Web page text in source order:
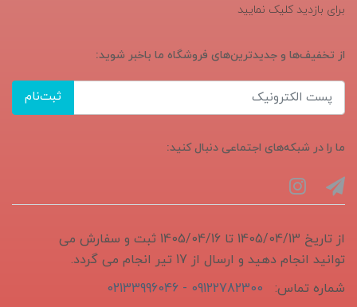
برای بازدید کلیک نمایید
از تخفیف‌ها و جدیدترین‌های فروشگاه ما باخبر شوید:
ثبت‌نام
ما را در شبکه‌های اجتماعی دنبال کنید:
از تاریخ 1405/04/13 تا 1405/04/16 ثبت و سفارش می
توانید انجام دهید و ارسال از 17 تیر انجام می گردد.
شماره تماس:
09122782300 - 02133996046